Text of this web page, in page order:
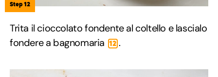
Step 12
Trita il cioccolato fondente al coltello e lascialo
fondere a bagnomaria 12 .